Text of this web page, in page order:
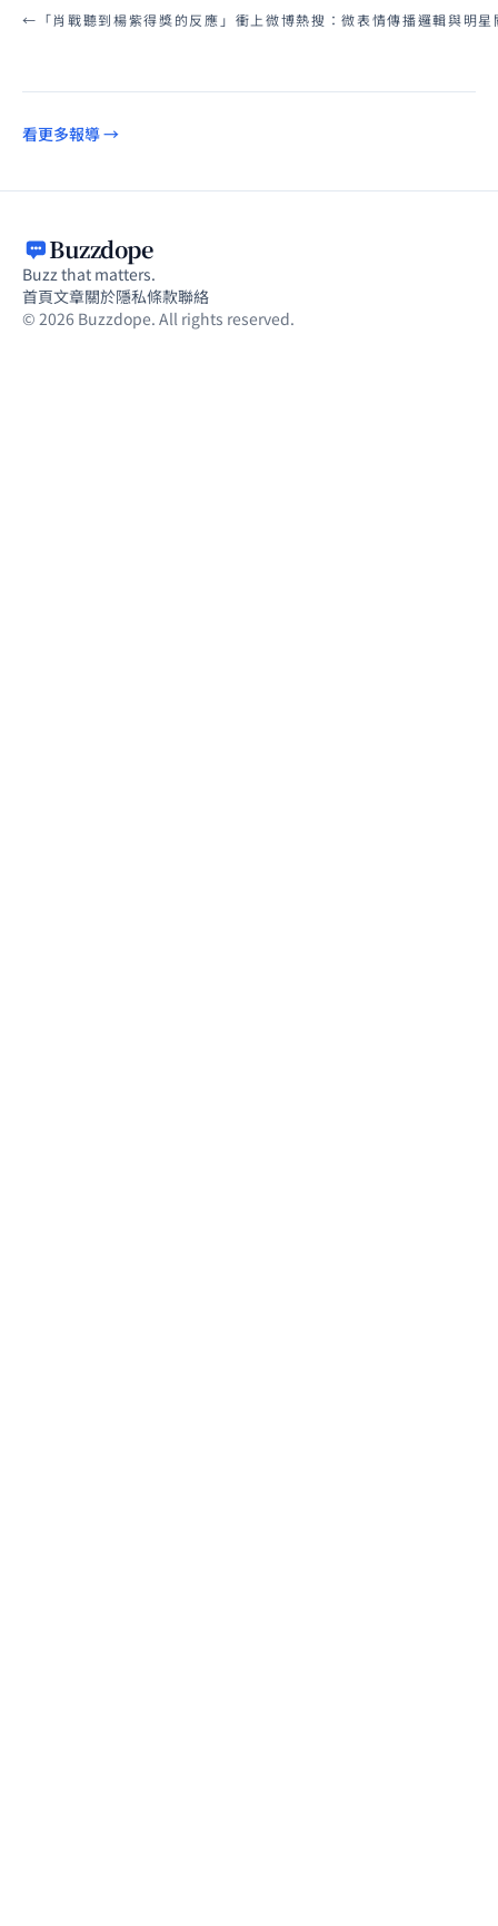
← 「肖戰聽到楊紫得獎的反應」衝上微博熱搜：微表情傳播邏輯與明
看更多報導 →
Buzzdope
Buzz that matters.
首頁文章關於隱私條款聯絡
© 2026 Buzzdope. All rights reserved.